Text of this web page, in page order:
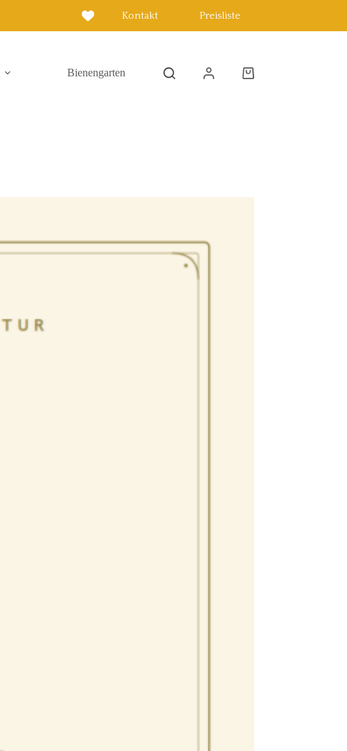
Kontakt Preisliste
Bienengarten